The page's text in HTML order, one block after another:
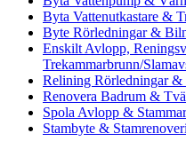
Byta Vattenutkastare &
Byte Rörledningar &
Enskilt Avlopp,
Trekammarbrunn/
Relining Rörledningar
Renovera Badrum &
Spola Avlopp &
Stambyte &